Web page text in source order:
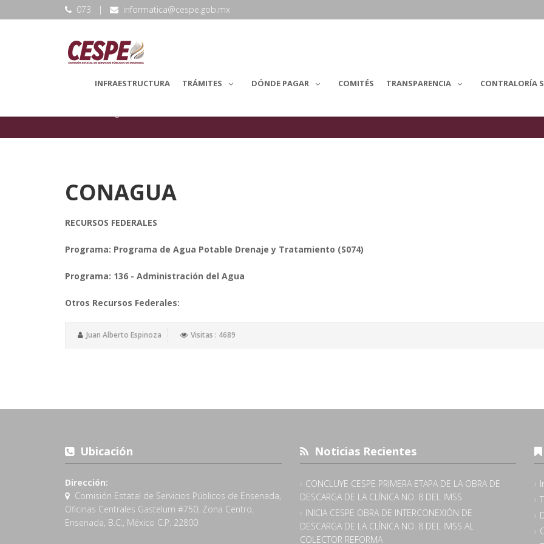
073 | informatica@cespe.gob.mx
INFRAESTRUCTURA TRÁMITES DÓNDE PAGAR COMITÉS TRANSPARENCIA CONTRALORÍA
CONAGUA
RECURSOS FEDERALES
Programa: Programa de Agua Potable Drenaje y Tratamiento (S074)
Programa: 136 - Administración del Agua
Otros Recursos Federales:
Juan Alberto Espinoza Visitas : 4689
Ubicación
Dirección:
Comisión Estatal de Servicios Públicos de Ensenada,
Oficinas Centrales Gastelum #750, Zona Centro,
Ensenada, B.C., México C.P. 22800
Noticias Recientes
CONCLUYE CESPE PRIMERA ETAPA DE LA OBRA DE
DESCARGA DE LA CLÍNICA NO. 8 DEL IMSS
INICIA CESPE OBRA DE INTERCONEXIÓN DE
DESCARGA DE LA CLÍNICA NO. 8 DEL IMSS AL
COLECTOR REFORMA